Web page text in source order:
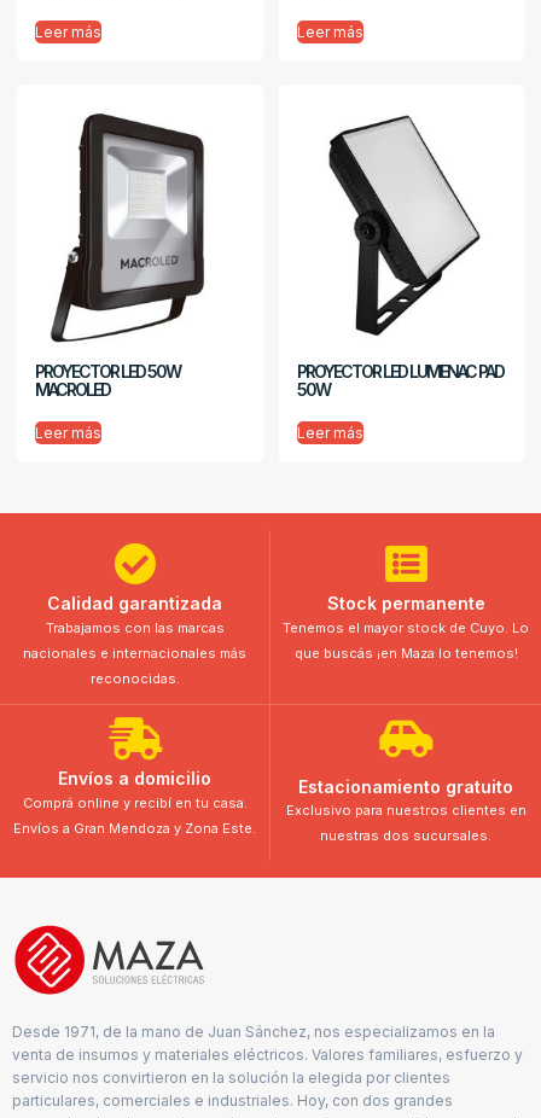
Leer más Leer más
PROYECTOR LED 50W
MACROLED
Leer más
PROYECTOR LED LUMENAC PAD
50W
Leer más
Calidad garantizada
Trabajamos con las marcas
nacionales e internacionales más
reconocidas.
Stock permanente
Tenemos el mayor stock de Cuyo. Lo
que buscás ¡en Maza lo tenemos!
Envíos a domicilio
Comprá online y recibí en tu casa.
Envíos a Gran Mendoza y Zona Este.
Estacionamiento gratuito
Exclusivo para nuestros clientes en
nuestras dos sucursales.
Desde 1971, de la mano de Juan Sánchez, nos especializamos en la
venta de insumos y materiales eléctricos. Valores familiares, esfuerzo y
servicio nos convirtieron en la solución la elegida por clientes
particulares, comerciales e industriales. Hoy, con dos grandes